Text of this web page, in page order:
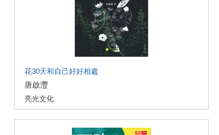
花30天和自己好好相處
唐啟灃
亮光文化